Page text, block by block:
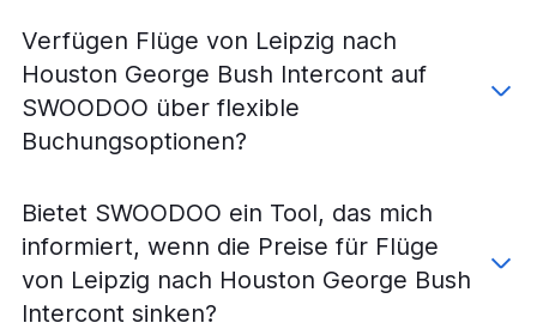
Flüge von Dortmund nach Houston-Hobby
Flüge von Paderborn nach Houston George Bush
Intercont
Verfügen Flüge von Leipzig nach
Houston George Bush Intercont auf
SWOODOO über flexible
Buchungsoptionen?
Bietet SWOODOO ein Tool, das mich
informiert, wenn die Preise für Flüge
von Leipzig nach Houston George Bush
Intercont sinken?